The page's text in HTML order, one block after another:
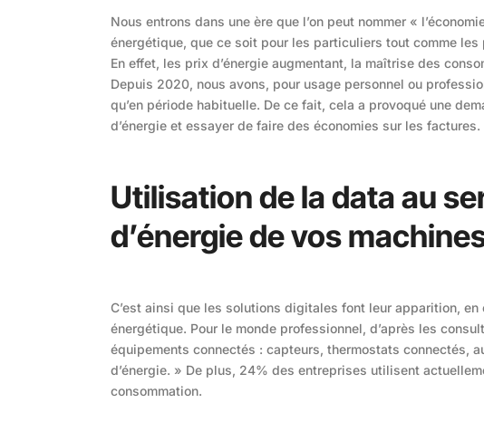
Nous entrons dans une ère que l’on peut nommer «
énergétique, que ce soit pour les particuliers tout comme les
En effet, les prix d’énergie augmentant, la maîtrise des
Depuis 2020, nous avons, pour usage personnel ou
qu’en période habituelle. De ce fait, cela a provoqué une
d’énergie et essayer de faire des économies sur les factures.
Utilisation de la data au
d’énergie de vos
C’est ainsi que les solutions digitales font leur apparition,
énergétique. Pour le monde professionnel, d’après les
équipements connectés : capteurs, thermostats connectés,
d’énergie. » De plus, 24% des entreprises utilisent
consommation.